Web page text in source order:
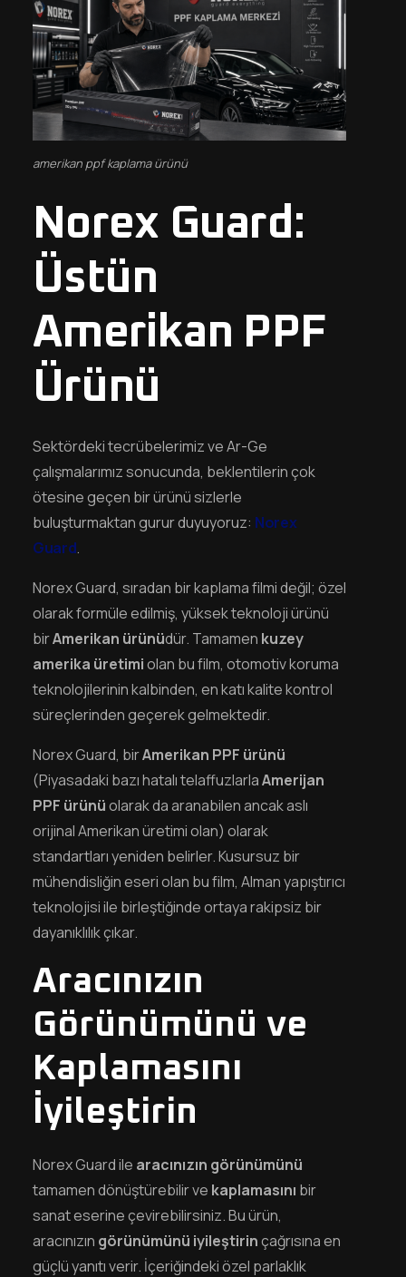
amerikan ppf kaplama ürünü
Norex Guard:
Üstün
Amerikan PPF
Ürünü
Sektördeki tecrübelerimiz ve Ar-Ge
çalışmalarımız sonucunda, beklentilerin çok
ötesine geçen bir ürünü sizlerle
buluşturmaktan gurur duyuyoruz: Norex
Guard.
Norex Guard, sıradan bir kaplama filmi değil; özel
olarak formüle edilmiş, yüksek teknoloji ürünü
birAmerikan ürünüdür. Tamamen kuzey
amerika üretimiolan bu film, otomotiv koruma
teknolojilerinin kalbinden, en katı kalite kontrol
süreçlerinden geçerek gelmektedir.
Norex Guard, birAmerikan PPF ürünü
(Piyasadaki bazı hatalı telaffuzlarlaAmerijan
PPF ürünüolarak da aranabilen ancak aslı
orijinal Amerikan üretimi olan) olarak
standartları yeniden belirler. Kusursuz bir
mühendisliğin eseri olan bu film, Alman yapıştırıcı
teknolojisi ile birleştiğinde ortaya rakipsiz bir
dayanıklılık çıkar.
Aracınızın
Görünümünü ve
Kaplamasını
İyileştirin
Norex Guard ile aracınızın görünümünü
tamamen dönüştürebilir ve kaplamasını bir
sanat eserine çevirebilirsiniz. Bu ürün,
aracınızın görünümünü iyileştirinçağrısına en
güçlü yanıtı verir. İçeriğindeki özel parlaklık